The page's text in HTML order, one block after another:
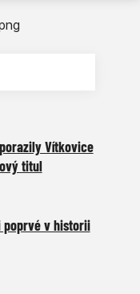
Vítkovice
titul
poprvé v historii